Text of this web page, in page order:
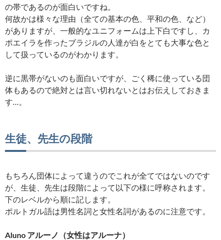
の帯であるのが面白いですね。
何故かは様々な理由（全ての基本の色、平和の色、など）
がありますが、一般的なユニフォームは上下白ですし、カ
ポエイラを作ったブラジルの人達が白をとても大事な色と
して扱っているのがわかります。
逆に黒帯がないのも面白いですが、ごく稀に使っている団
体もあるので絶対とは言い切れないとはお伝えしておきま
す…。
生徒、先生の段階
もちろん団体によって違うのでこれが全てではないのです
が、生徒、先生は段階によって以下の様に呼称されます。
下のレベルから順に記します。
ポルトガル語は男性名詞と女性名詞があるのに注意です。
Aluno アルーノ（女性はアルーナ）